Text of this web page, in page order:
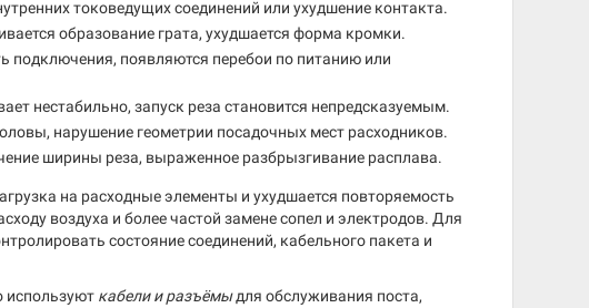
токоведущих соединений или ухудшение контакта.
образование грата, ухудшается форма кромки.
подключения, появляются перебои по питанию или
нестабильно, запуск реза становится непредсказуемым.
нарушение геометрии посадочных мест расходников.
ширины реза, выраженное разбрызгивание расплава.
на расходные элементы и ухудшается повторяемость
воздуха и более частой замене сопел и электродов. Для
состояние соединений, кабельного пакета и
используют кабели и разъёмыдля обслуживания поста,